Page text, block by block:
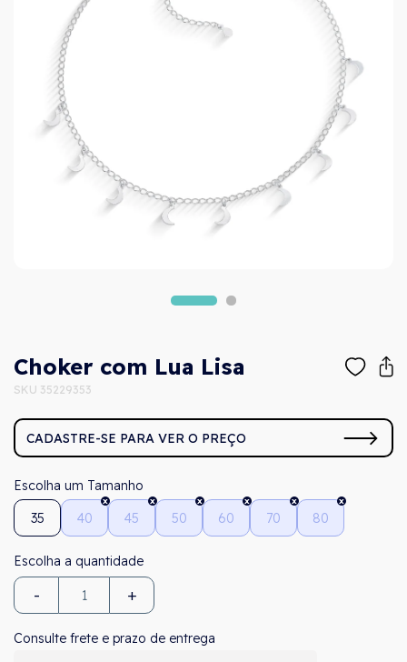
Choker com Lua Lisa
SKU 35229353
CADASTRE-SE PARA VER O PREÇO
Tamanho
35
40 45 50 60 70 80
- +
Consulte frete e prazo de entrega